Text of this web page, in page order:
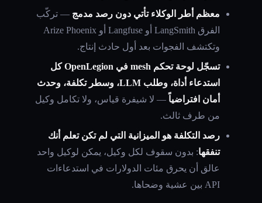
معظم أطر الوكلاء تأتي دون رصد مدمج — تركّب
الفرق LangSmith أو Langfuse أو Arize Phoenix
وتكتشف الفجوات بعد أول حادث إنتاج.
تسجّل لوحة تحكم mesh في OpenLegion كل
استدعاء أداة، وطلب LLM، وسطر تكلفة، وحدث
أمان افتراضياً — لا شيفرة قياس، ولا تكامل وكيل
من طرف ثالث.
رصد التكلفة هو الميزانية التي لم تكن تعلم أنك
تنفقها: بدون سقوف لكل وكيل، يمكن لوكيل واحد
عالق أن يحرق مئات الدولارات في استدعاءات
API بين عشية وضحاها.